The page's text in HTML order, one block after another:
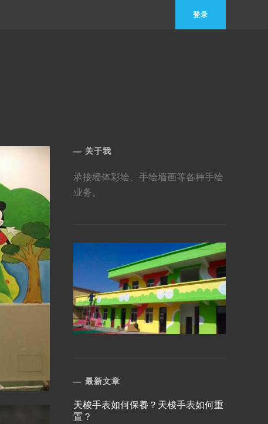
登录
关于我
承接墙体彩绘、手绘墙画等各种手绘
业务。
最新文章
​天梭手表如何保養？天梭手表如何重
置？